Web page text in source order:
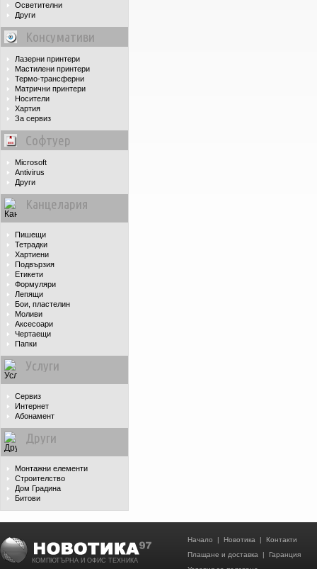
Осветителни
Други
Консумативи
Лазерни принтери
Мастилени принтери
Термо-трансферни
Матрични принтери
Носители
Хартия
За сервиз
Софтуер
Microsoft
Antivirus
Други
Канцелария
Пишещи
Тетрадки
Хартиени
Подвързия
Етикети
Формуляри
Лепящи
Бои, пластелин
Моливи
Аксесоари
Чертаещи
Папки
Услуги
Сервиз
Интернет
Абонамент
Други
Монтажни елементи
Строителство
Дом Градина
Битови
КОМПЮТЪРНА И ОФИС ТЕХНИКА
Начало | Новотика | Контакти
Плащане и доставка | Гаранция